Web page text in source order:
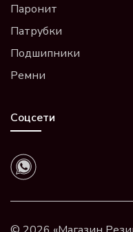
Паронит
Патрубки
Подшипники
Ремни
Соцсети